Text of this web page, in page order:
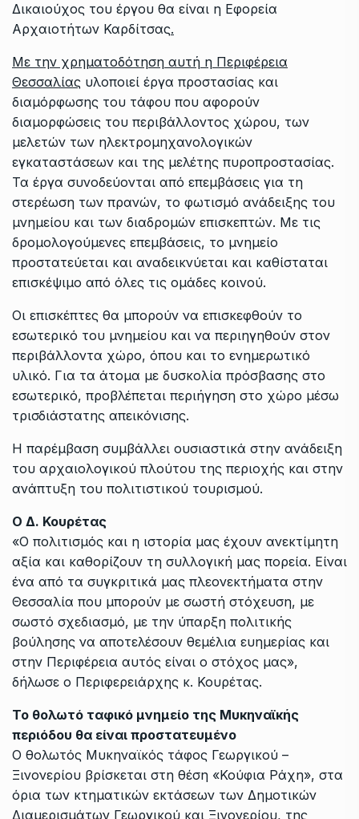
Δικαιούχος του έργου θα είναι η Εφορεία
Αρχαιοτήτων Καρδίτσας.
Με την χρηματοδότηση αυτή η Περιφέρεια
Θεσσαλίας υλοποιεί έργα προστασίας και
διαμόρφωσης του τάφου που αφορούν
διαμορφώσεις του περιβάλλοντος χώρου, των
μελετών των ηλεκτρομηχανολογικών
εγκαταστάσεων και της μελέτης πυροπροστασίας.
Τα έργα συνοδεύονται από επεμβάσεις για τη
στερέωση των πρανών, το φωτισμό ανάδειξης του
μνημείου και των διαδρομών επισκεπτών. Με τις
δρομολογούμενες επεμβάσεις, το μνημείο
προστατεύεται και αναδεικνύεται και καθίσταται
επισκέψιμο από όλες τις ομάδες κοινού.
Οι επισκέπτες θα μπορούν να επισκεφθούν το
εσωτερικό του μνημείου και να περιηγηθούν στον
περιβάλλοντα χώρο, όπου και το ενημερωτικό
υλικό. Για τα άτομα με δυσκολία πρόσβασης στο
εσωτερικό, προβλέπεται περιήγηση στο χώρο μέσω
τρισδιάστατης απεικόνισης.
Η παρέμβαση συμβάλλει ουσιαστικά στην ανάδειξη
του αρχαιολογικού πλούτου της περιοχής και στην
ανάπτυξη του πολιτιστικού τουρισμού.
Ο Δ. Κουρέτας
«Ο πολιτισμός και η ιστορία μας έχουν ανεκτίμητη
αξία και καθορίζουν τη συλλογική μας πορεία. Είναι
ένα από τα συγκριτικά μας πλεονεκτήματα στην
Θεσσαλία που μπορούν με σωστή στόχευση, με
σωστό σχεδιασμό, με την ύπαρξη πολιτικής
βούλησης να αποτελέσουν θεμέλια ευημερίας και
στην Περιφέρεια αυτός είναι ο στόχος μας»,
δήλωσε ο Περιφερειάρχης κ. Κουρέτας.
Το θολωτό ταφικό μνημείο της Μυκηναϊκής
περιόδου θα είναι προστατευμένο
Ο θολωτός Μυκηναϊκός τάφος Γεωργικού –
Ξινονερίου βρίσκεται στη θέση «Κούφια Ράχη», στα
όρια των κτηματικών εκτάσεων των Δημοτικών
Διαμερισμάτων Γεωργικού και Ξινονερίου, της